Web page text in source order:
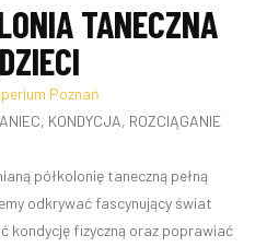
TANECZNA
Poznań
KONDYCJA, ROZCIĄGANIE
półkolonię taneczną pełną
odkrywać fascynujący świat
kondycję fizyczną oraz poprawiać